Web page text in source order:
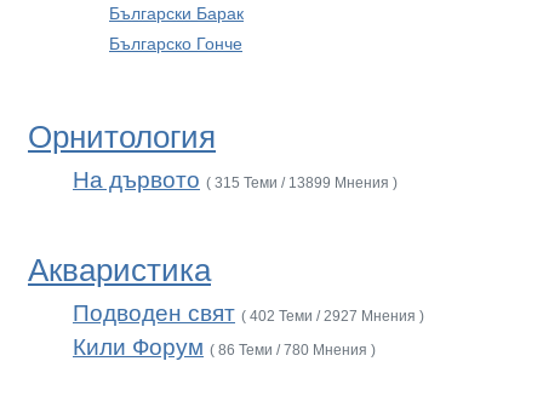
Български Барак
Българско Гонче
Орнитология
На дървото ( 315 Теми / 13899 Мнения )
Акваристика
Подводен свят ( 402 Теми / 2927 Мнения )
Кили Форум ( 86 Теми / 780 Мнения )